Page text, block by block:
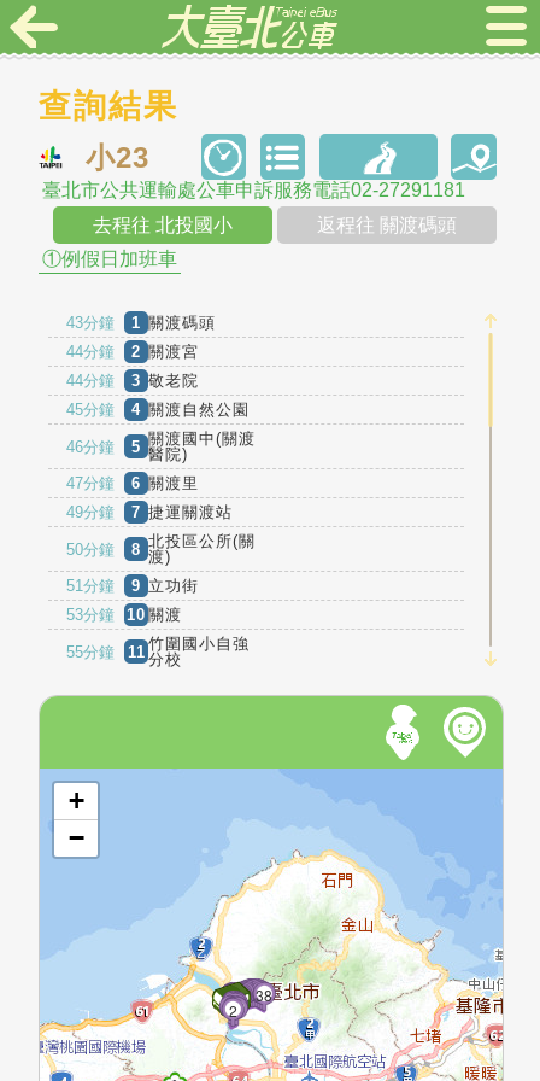
查詢結果
小23
臺北市公共運輸處公車申訴服務電話02-27291181
去程往 北投國小
返程往 關渡碼頭
①例假日加班車
43分鐘 1 關渡碼頭
44分鐘
2 關渡宮
44分鐘
3 敬老院
45分鐘
4 關渡自然公園
46分鐘 5 關渡國中(關渡
醫院)
47分鐘
6 關渡里
49分鐘
7 捷運關渡站
50分鐘 8 北投區公所(關
渡)
51分鐘
9 立功街
53分鐘
10 關渡
55分鐘 11 竹圍國小自強
分校
56分鐘 12
KKB-0313
進站中
3分鐘
新天母社區
臺北基督學院
7分鐘
老莊大廈
富升大廈
22長虹天下
8分鐘
23利陽藝術學苑
9分鐘 24
關渡國小(臺北
城市科技大學)
開啟地圖
12
34
5
6
7
8
9
10
11
12
13
14
15
16
17
18
19
20
21
22
23
24
25
26
27
28
29
30
31
32
33
34
35
36
37
38
+
−